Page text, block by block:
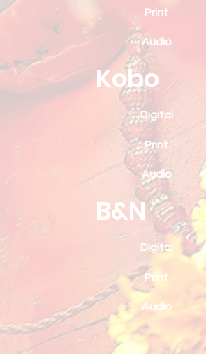
Digital
Digital
Print
Print
Print
Audio
Audio
Audio
Kobo
B&N